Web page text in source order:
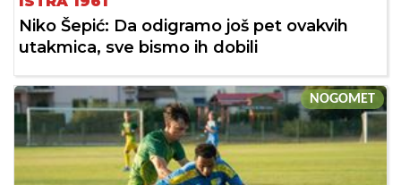
Niko Šepić: Da odigramo još pet ovakvih
utakmica, sve bismo ih dobili
NOGOMET